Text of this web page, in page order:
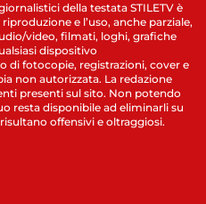
della testata STILETV è
e l’uso, anche parziale,
video, filmati, loghi, grafiche
dispositivo
di fotocopie, registrazioni, cover e
non autorizzata. La redazione
presenti sul sito. Non potendo
resta disponibile ad eliminarli su
offensivi e oltraggiosi.